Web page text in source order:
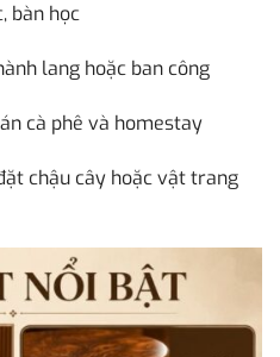
bàn học
lang hoặc ban công
cà phê và homestay
chậu cây hoặc vật trang